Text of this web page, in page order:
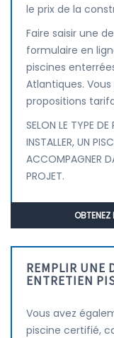
le prix de la
Faire saisir une
formulaire en
piscines
Atlantiques.
propositions
SELON LE TYPE
INSTALLER, UN
ACCOMPAGNER
PROJET.
REMPLIR UNE
ENTRETIEN
Vous avez
piscine certifié,